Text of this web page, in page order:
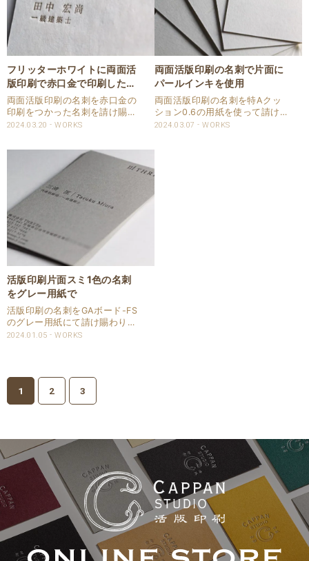
フリッターホワイトに両面活
版印刷で赤口金で印刷した名
刺
両面活版印刷の名刺を赤口金の
印刷をつかった名刺を請け賜わ
りました。 用紙は独特のテクス
で活版印刷しております。 仕様
商品：名刺 サイズ：85ⅹ55㎜
用紙：フリ..
2024.03.20 WORKS
両面活版印刷の名刺で片面に
パールインキを使用
両面活版印刷の名刺を特Aクッ
ション0.6の用紙を使って請け
賜わりました。 印刷は片面マッ
2024.03.07 WORKS
活版印刷片面スミ1色の名刺
をグレー用紙で
活版印刷の名刺をGAボード-FS
のグレー用紙にて請け賜わりま
した。 印刷色はスミで印圧はヘ
用紙：GAボード‐FS グ..
2024.01.05 WORKS
1 2 3